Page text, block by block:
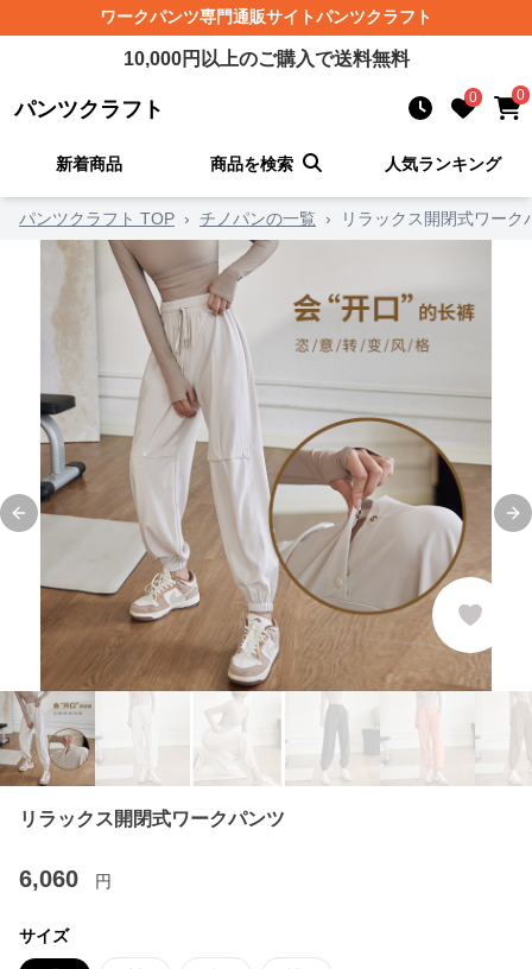
ワークパンツ専門通販サイトパンツクラフト
10,000円以上のご購入で送料無料
パンツクラフト 0 0
新着商品 商品を検索 人気ランキング
パンツクラフト TOP › チノパンの一覧 › リラックス開閉式ワーク
Previous slide
リラックス開閉式ワークパンツ
6,060 円
サイズ